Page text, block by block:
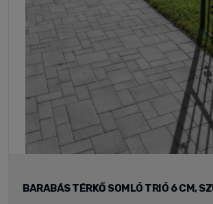
BARABÁS TÉRKŐ SOMLÓ TRIÓ 6 CM,